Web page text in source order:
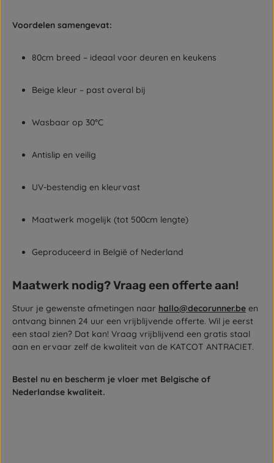
Voordelen samengevat:
80cm breed – ideaal voor deuren en keukens
Beige kleur – past overal bij
Wasbaar op 30°C
Antislip en veilig
UV-bestendig en kleurvast
Maatwerk mogelijk (tot 500cm lengte)
Geproduceerd in België of Nederland
Maatwerk nodig? Vraag een offerte aan!
Stuur je gewenste afmetingen naar hallo@decorunner.be en
ontvang binnen 24 uur een vrijblijvende offerte. Wil je eerst
een staal zien? Dat kan! Vraag vrijblijvend een gratis staal
aan en ervaar zelf de kwaliteit van de KATCOT ANTRACIET.
Bestel nu en bescherm je vloer met Belgische of
Nederlandse kwaliteit.